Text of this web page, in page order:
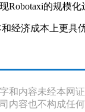
的规模化
经济成本上更具
和内容未经本
容也不构成任